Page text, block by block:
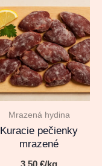
Mrazená hydina
Kuracie pečienky
mrazené